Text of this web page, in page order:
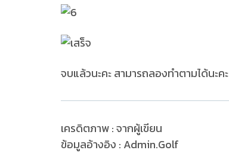
จบแล้วนะคะ สามารถลองทำตามได้นะคะ
เครดิตภาพ : จากผู้เขียน
ข้อมูลอ้างอิง : Admin.Golf